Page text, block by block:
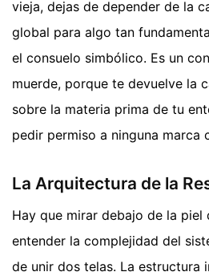
vieja, dejas de depender de la
global para algo tan
el consuelo simbólico. Es un
muerde, porque te devuelve la
sobre la materia prima de tu
pedir permiso a ninguna marca
La Arquitectura de la
Hay que mirar debajo de la
entender la complejidad del
de unir dos telas. La estructura